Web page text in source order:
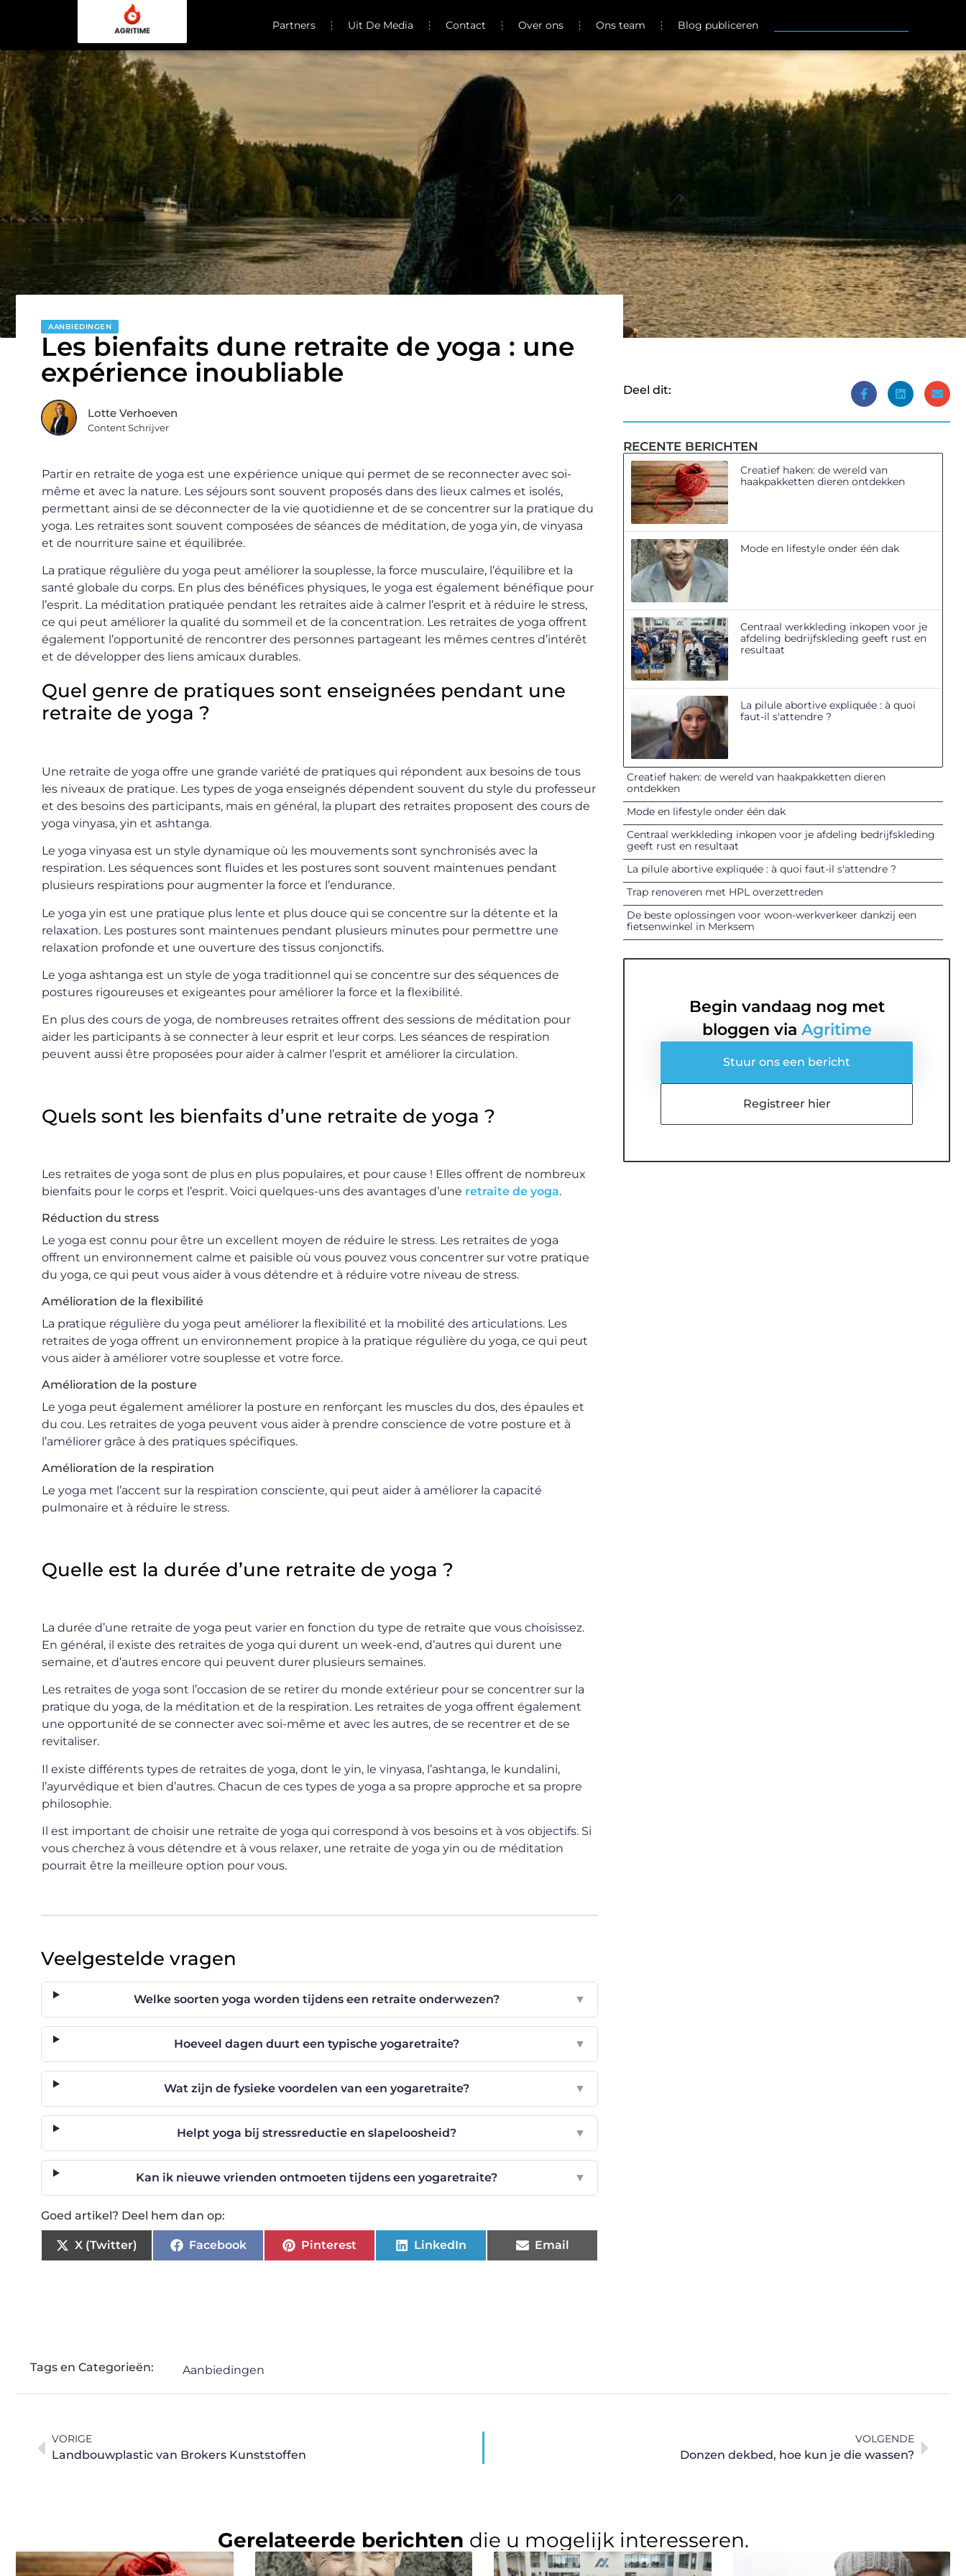
Partners Uit De Media Contact Over ons Ons team Blog publiceren
AANBIEDINGEN
Les bienfaits dune retraite de yoga : une
expérience inoubliable
Lotte Verhoeven
Content Schrijver
Partir en retraite de yoga est une expérience unique qui permet de se reconnecter avec soi-
même et avec la nature. Les séjours sont souvent proposés dans des lieux calmes et isolés,
permettant ainsi de se déconnecter de la vie quotidienne et de se concentrer sur la pratique du
yoga. Les retraites sont souvent composées de séances de méditation, de yoga yin, de vinyasa
et de nourriture saine et équilibrée.
La pratique régulière du yoga peut améliorer la souplesse, la force musculaire, l’équilibre et la
santé globale du corps. En plus des bénéfices physiques, le yoga est également bénéfique pour
l’esprit. La méditation pratiquée pendant les retraites aide à calmer l’esprit et à réduire le stress,
ce qui peut améliorer la qualité du sommeil et de la concentration. Les retraites de yoga offrent
également l’opportunité de rencontrer des personnes partageant les mêmes centres d’intérêt
et de développer des liens amicaux durables.
Quel genre de pratiques sont enseignées pendant une
retraite de yoga ?
Une retraite de yoga offre une grande variété de pratiques qui répondent aux besoins de tous
les niveaux de pratique. Les types de yoga enseignés dépendent souvent du style du professeur
et des besoins des participants, mais en général, la plupart des retraites proposent des cours de
yoga vinyasa, yin et ashtanga.
Le yoga vinyasa est un style dynamique où les mouvements sont synchronisés avec la
respiration. Les séquences sont fluides et les postures sont souvent maintenues pendant
plusieurs respirations pour augmenter la force et l’endurance.
Le yoga yin est une pratique plus lente et plus douce qui se concentre sur la détente et la
relaxation. Les postures sont maintenues pendant plusieurs minutes pour permettre une
relaxation profonde et une ouverture des tissus conjonctifs.
Le yoga ashtanga est un style de yoga traditionnel qui se concentre sur des séquences de
postures rigoureuses et exigeantes pour améliorer la force et la flexibilité.
En plus des cours de yoga, de nombreuses retraites offrent des sessions de méditation pour
aider les participants à se connecter à leur esprit et leur corps. Les séances de respiration
peuvent aussi être proposées pour aider à calmer l’esprit et améliorer la circulation.
Quels sont les bienfaits d’une retraite de yoga ?
Les retraites de yoga sont de plus en plus populaires, et pour cause ! Elles offrent de nombreux
bienfaits pour le corps et l’esprit. Voici quelques-uns des avantages d’une retraite de yoga.
Réduction du stress
Le yoga est connu pour être un excellent moyen de réduire le stress. Les retraites de yoga
offrent un environnement calme et paisible où vous pouvez vous concentrer sur votre pratique
du yoga, ce qui peut vous aider à vous détendre et à réduire votre niveau de stress.
Amélioration de la flexibilité
La pratique régulière du yoga peut améliorer la flexibilité et la mobilité des articulations. Les
retraites de yoga offrent un environnement propice à la pratique régulière du yoga, ce qui peut
vous aider à améliorer votre souplesse et votre force.
Amélioration de la posture
Le yoga peut également améliorer la posture en renforçant les muscles du dos, des épaules et
du cou. Les retraites de yoga peuvent vous aider à prendre conscience de votre posture et à
l’améliorer grâce à des pratiques spécifiques.
Amélioration de la respiration
Le yoga met l’accent sur la respiration consciente, qui peut aider à améliorer la capacité
pulmonaire et à réduire le stress.
Quelle est la durée d’une retraite de yoga ?
La durée d’une retraite de yoga peut varier en fonction du type de retraite que vous choisissez.
En général, il existe des retraites de yoga qui durent un week-end, d’autres qui durent une
semaine, et d’autres encore qui peuvent durer plusieurs semaines.
Les retraites de yoga sont l’occasion de se retirer du monde extérieur pour se concentrer sur la
pratique du yoga, de la méditation et de la respiration. Les retraites de yoga offrent également
une opportunité de se connecter avec soi-même et avec les autres, de se recentrer et de se
revitaliser.
Il existe différents types de retraites de yoga, dont le yin, le vinyasa, l’ashtanga, le kundalini,
l’ayurvédique et bien d’autres. Chacun de ces types de yoga a sa propre approche et sa propre
philosophie.
Il est important de choisir une retraite de yoga qui correspond à vos besoins et à vos objectifs. Si
vous cherchez à vous détendre et à vous relaxer, une retraite de yoga yin ou de méditation
pourrait être la meilleure option pour vous.
Veelgestelde vragen
Welke soorten yoga worden tijdens een retraite onderwezen? ▼
Hoeveel dagen duurt een typische yogaretraite? ▼
Wat zijn de fysieke voordelen van een yogaretraite? ▼
Helpt yoga bij stressreductie en slapeloosheid? ▼
Kan ik nieuwe vrienden ontmoeten tijdens een yogaretraite? ▼
Goed artikel? Deel hem dan op:
X (Twitter) Facebook Pinterest LinkedIn Email
Deel dit:
RECENTE BERICHTEN
Creatief haken: de wereld van
haakpakketten dieren ontdekken
Mode en lifestyle onder één dak
Centraal werkkleding inkopen voor je
afdeling bedrijfskleding geeft rust en
resultaat
La pilule abortive expliquée : à quoi
faut-il s'attendre ?
Creatief haken: de wereld van haakpakketten dieren
ontdekken
Mode en lifestyle onder één dak
Centraal werkkleding inkopen voor je afdeling bedrijfskleding
geeft rust en resultaat
La pilule abortive expliquée : à quoi faut-il s'attendre ?
Trap renoveren met HPL overzettreden
De beste oplossingen voor woon-werkverkeer dankzij een
fietsenwinkel in Merksem
Begin vandaag nog met
bloggen via Agritime
Stuur ons een bericht
Registreer hier
Tags en Categorieën: Aanbiedingen
VORIGE
Landbouwplastic van Brokers Kunststoffen
VOLGENDE
Donzen dekbed, hoe kun je die wassen?
Gerelateerde berichten die u mogelijk interesseren.